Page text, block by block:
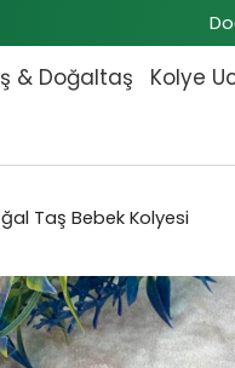
& Doğaltaş Kolye
Taş Bebek Kolyesi